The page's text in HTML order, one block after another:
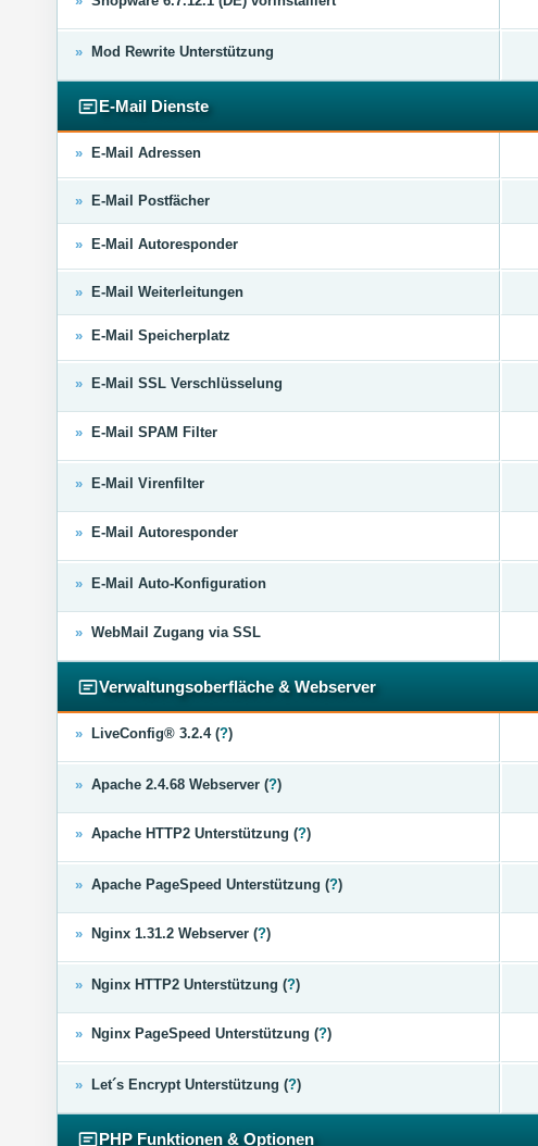
» Mod Rewrite Unterstützung
E-Mail Dienste
» E-Mail Adressen
» E-Mail Postfächer
» E-Mail Autoresponder
» E-Mail Weiterleitungen
» E-Mail Speicherplatz
» E-Mail SSL Verschlüsselung
» E-Mail SPAM Filter
» E-Mail Virenfilter
» E-Mail Autoresponder
» E-Mail Auto-Konfiguration
» WebMail Zugang via SSL
Verwaltungsoberfläche & Webserver
» LiveConfig® 3.2.4 (?)
» Apache 2.4.68 Webserver (?)
» Apache HTTP2 Unterstützung (?)
» Apache PageSpeed Unterstützung (?)
» Nginx 1.31.2 Webserver (?)
» Nginx HTTP2 Unterstützung (?)
» Nginx PageSpeed Unterstützung (?)
» Let´s Encrypt Unterstützung (?)
PHP Funktionen & Optionen